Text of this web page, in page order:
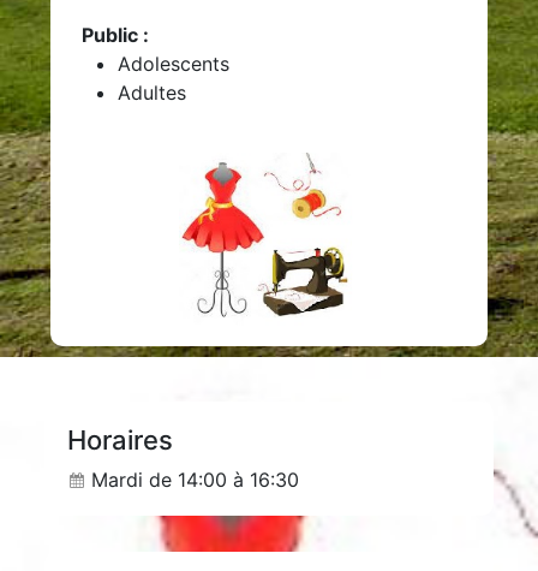
Public :
Adolescents
Adultes
Horaires
Mardi de 14:00 à 16:30